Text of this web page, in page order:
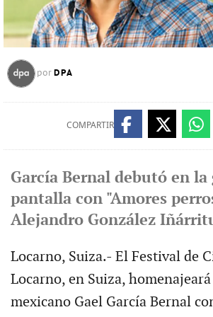
por DPA
COMPARTIR
García Bernal debutó en la
pantalla con "Amores
Alejandro González
Locarno, Suiza.- El Festival de
Locarno, en Suiza,
mexicano Gael García Bernal